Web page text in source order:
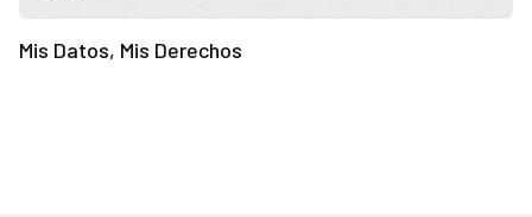
Mis Datos, Mis Derechos